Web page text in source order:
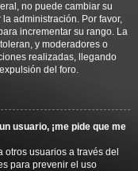
no puede cambiar su
administración. Por favor,
incrementar su rango. La
y moderadores o
realizadas, llegando
del foro.
usuario, ¡me pide que me
usuarios a través del
para prevenir el uso